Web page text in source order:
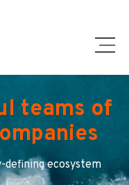
teams of
ecosystem